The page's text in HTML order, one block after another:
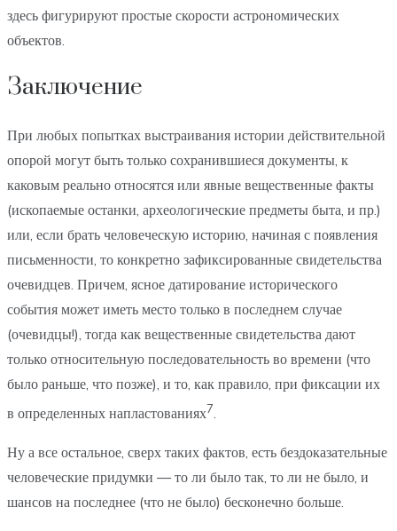
здесь фигурируют простые скорости астрономических
объектов.
Заключение
При любых попытках выстраивания истории действительной
опорой могут быть только сохранившиеся документы, к
каковым реально относятся или явные вещественные факты
(ископаемые останки, археологические предметы быта, и пр.)
или, если брать человеческую историю, начиная с появления
письменности, то конкретно зафиксированные свидетельства
очевидцев. Причем, ясное датирование исторического
события может иметь место только в последнем случае
(очевидцы!), тогда как вещественные свидетельства дают
только относительную последовательность во времени (что
было раньше, что позже), и то, как правило, при фиксации их
в определенных напластованиях7.
Ну а все остальное, сверх таких фактов, есть бездоказательные
человеческие придумки — то ли было так, то ли не было, и
шансов на последнее (что не было) бесконечно больше.